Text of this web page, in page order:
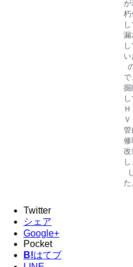
が
朽
漏
い
で
掘
Ｈ
Ｖ
管
修
改
し
た
Twitter
シェア
Google+
Pocket
B!はてブ